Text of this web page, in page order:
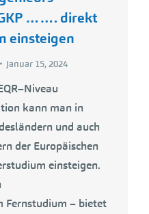
……. direkt
einsteigen
Januar 15, 2024
kann man in
und auch
der Europäischen
einsteigen.
Fernstudium – bietet